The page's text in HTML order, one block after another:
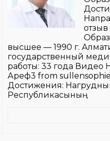
высшее — 1990 г.
государственный
работы: 33 года
Ареф3 from
Достижения: Нагрудный
Республикасының